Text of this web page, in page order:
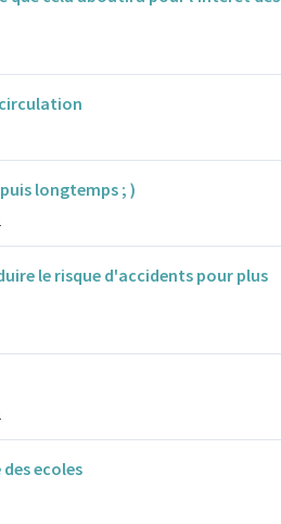
longtemps ; )
le risque d'accidents pour plus
ecoles